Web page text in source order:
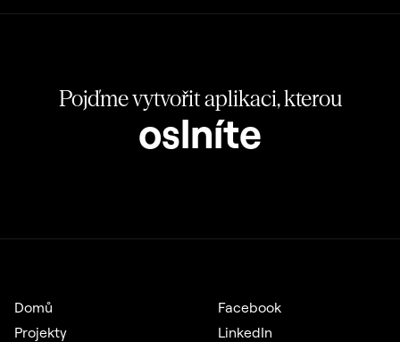
Pojďme vytvořit aplikaci, kterou
oslníte
Domů
Projekty
Facebook
LinkedIn